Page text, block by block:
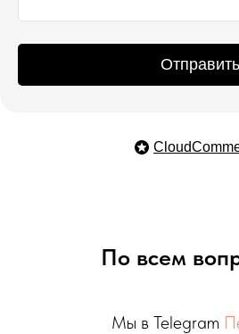
Отправить
По всем
Мы в Telegram